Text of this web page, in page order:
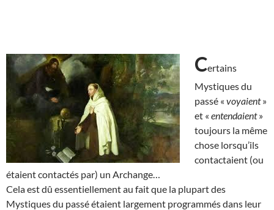
Certains
Mystiques du
passé « voyaient»
et « entendaient»
toujours la même
chose lorsqu’ils
contactaient (ou
étaient contactés par) un Archange…
Cela est dû essentiellement au fait que la plupart des
Mystiques du passé étaient largement programmés dans leur